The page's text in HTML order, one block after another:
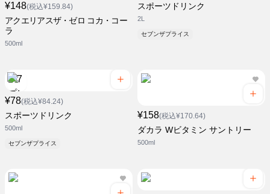
¥148(税込¥159.84)
アクエリアスザ・ゼロ コカ・コー
ラ
500ml
スポーツドリンク
2L
セブンザプライス
¥78(税込¥84.24)
スポーツドリンク
500ml
セブンザプライス
¥158(税込¥170.64)
ダカラ Wビタミン サントリー
500ml